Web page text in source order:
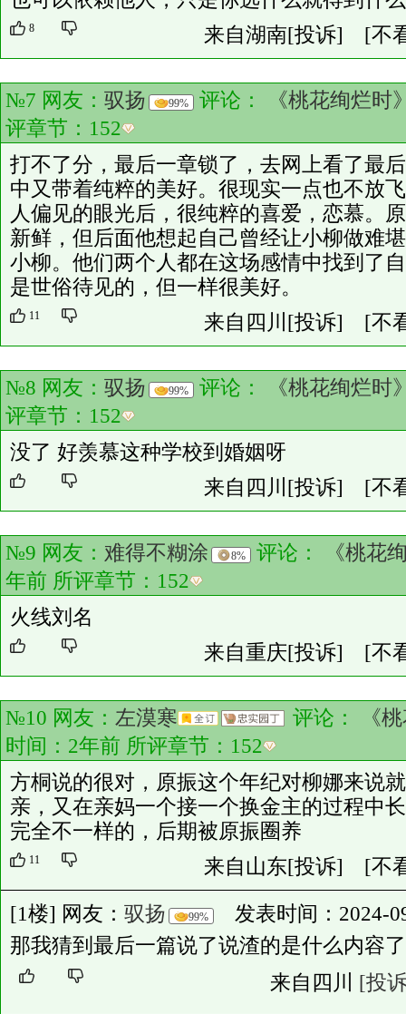
8 来自湖南[投诉] [不
№7 网友： 驭扬 99% 评论：
《桃花绚烂时
评章节： 152
打不了分，最后一章锁了，去网上看了最
中又带着纯粹的美好。很现实一点也不放
人偏见的眼光后，很纯粹的喜爱，恋慕。
新鲜，但后面他想起自己曾经让小柳做难
小柳。他们两个人都在这场感情中找到了
是世俗待见的，但一样很美好。
11 来自四川 [投诉] [不
№8 网友： 驭扬 99% 评论：
《桃花绚烂时
评章节： 152
没了 好羡慕这种学校到婚姻呀
来自四川 [投诉] [不
№9 网友： 难得不糊涂 8% 评论：
《桃花
年前 所评章节： 152
火线刘名
来自重庆[投诉] [不
№10 网友： 左漠寒 评论：
《
时间：2年前 所评章节： 152
方桐说的很对，原振这个年纪对柳娜来说
亲，又在亲妈一个接一个换金主的过程中
完全不一样的，后期被原振圈养
11 来自山东[投诉] [不
[1楼] 网友： 驭扬 99%
发表时间：2024-
那我猜到最后一篇说了说渣的是什么内容
来自四川
[投